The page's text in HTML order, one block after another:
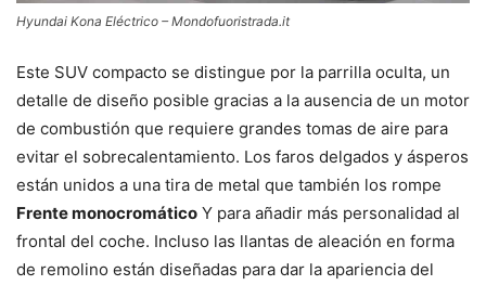
Hyundai Kona Eléctrico – Mondofuoristrada.it
Este SUV compacto se distingue por la parrilla oculta, un
detalle de diseño posible gracias a la ausencia de un motor
de combustión que requiere grandes tomas de aire para
evitar el sobrecalentamiento. Los faros delgados y ásperos
están unidos a una tira de metal que también los rompe
Frente monocromático Y para añadir más personalidad al
frontal del coche. Incluso las llantas de aleación en forma
de remolino están diseñadas para dar la apariencia del